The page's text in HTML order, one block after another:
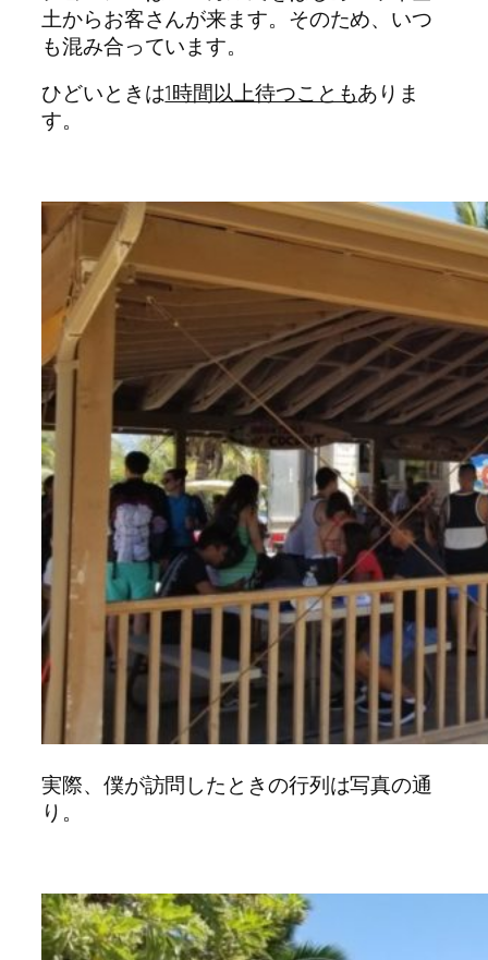
土からお客さんが来ます。そのため、いつ
も混み合っています。
ひどいときは1時間以上待つこともありま
す。
実際、僕が訪問したときの行列は写真の通
り。